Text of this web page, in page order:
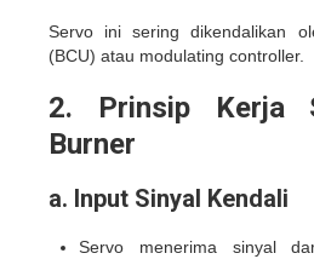
Servo ini sering dikendalikan
(BCU) atau modulating controller.
2. Prinsip Kerja
Burner
a. Input Sinyal Kendali
Servo menerima sinyal